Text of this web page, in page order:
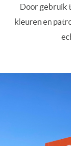
Door gebruik
kleuren en